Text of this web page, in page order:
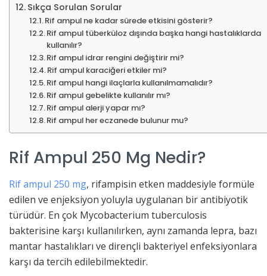
Sıkça Sorulan Sorular
Rif ampul ne kadar sürede etkisini gösterir?
Rif ampul tüberküloz dışında başka hangi hastalıklarda
kullanılır?
Rif ampul idrar rengini değiştirir mi?
Rif ampul karaciğeri etkiler mi?
Rif ampul hangi ilaçlarla kullanılmamalıdır?
Rif ampul gebelikte kullanılır mı?
Rif ampul alerji yapar mı?
Rif ampul her eczanede bulunur mu?
Rif Ampul 250 Mg Nedir?
Rif ampul 250 mg, rifampisin etken maddesiyle formüle
edilen ve enjeksiyon yoluyla uygulanan bir antibiyotik
türüdür. En çok Mycobacterium tuberculosis
bakterisine karşı kullanılırken, aynı zamanda lepra, bazı
mantar hastalıkları ve dirençli bakteriyel enfeksiyonlara
karşı da tercih edilebilmektedir.